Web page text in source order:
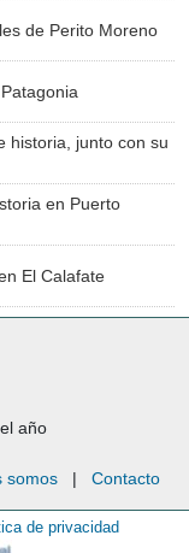
de Perito Moreno
historia, junto con su
en Puerto
El Calafate
año
somos | Contacto
de privacidad